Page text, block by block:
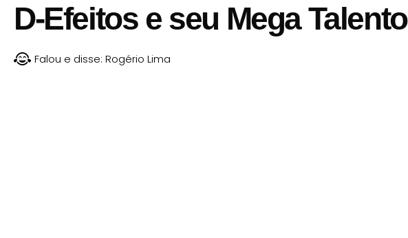
D-Efeitos e seu Mega Talento
Falou e disse: Rogério Lima